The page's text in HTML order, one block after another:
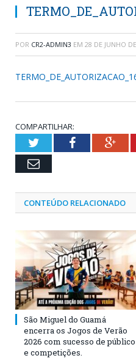
POR CR2-ADMIN3 EM 28 DE JUNHO
COMPARTILHAR:
TwitterFacebook
Email
CONTEÚDO RELACIONADO
São Miguel do Guamá
encerra os Jogos de Verão
2026 com sucesso de público
e competições.